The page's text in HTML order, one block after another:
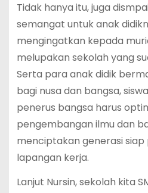
Tidak hanya itu, juga
semangat untuk anak
mengingatkan kepada
melupakan sekolah yang
Serta para anak didik
bagi nusa dan bangsa,
penerus bangsa harus
pengembangan ilmu dan
menciptakan generasi siap
lapangan kerja.
Lanjut Nursin, sekolah kita